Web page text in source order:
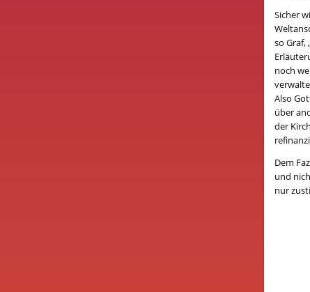
Sicher
so Graf,
noch
Also
über
der
Dem
und
nur